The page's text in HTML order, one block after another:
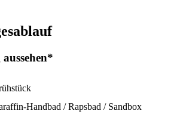
Handbad / Rapsbad / Sandbox